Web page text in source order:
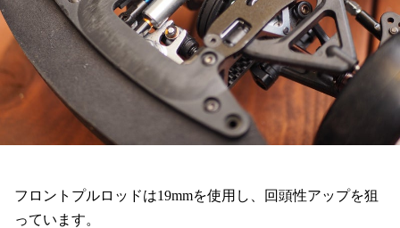
フロントプルロッドは19mmを使用し、回頭性アップを狙
っています。